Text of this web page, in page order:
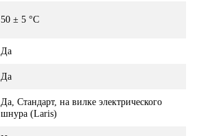
50 ± 5 °C
Да
Да
Да, Стандарт, на вилке электрического
шнура (Laris)